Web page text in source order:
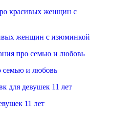
женщин с изюминкой
семью и любовь
11 лет